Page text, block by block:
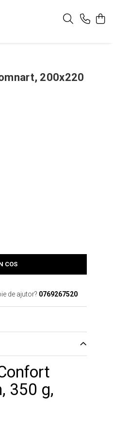
200x220
COS
de ajutor? 0769267520
350 g,